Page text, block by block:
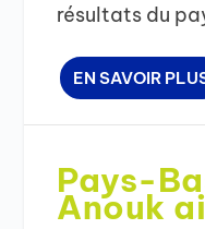
résultats du
EN SAVOIR
Pays-
Anouk